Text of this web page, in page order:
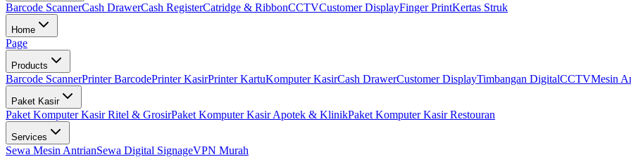
Barcode ScannerCash DrawerCash RegisterCatridge & RibbonCCTVCustomer DisplayFinger PrintKertas Struk
Home
Page
Products
Barcode ScannerPrinter BarcodePrinter KasirPrinter KartuKomputer KasirCash DrawerCustomer DisplayTimbangan DigitalCCTVMesin
Paket Kasir
Paket Komputer Kasir Ritel & GrosirPaket Komputer Kasir Apotek & KlinikPaket Komputer Kasir Restouran
Services
Sewa Mesin AntrianSewa Digital SignageVPN Murah